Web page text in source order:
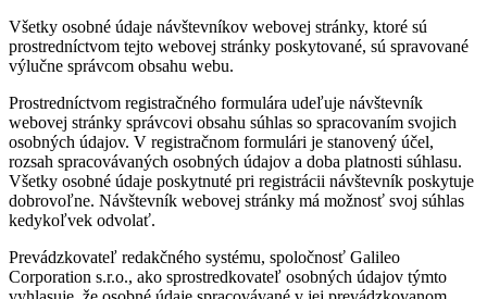
Všetky osobné údaje návštevníkov webovej stránky, ktoré sú
prostredníctvom tejto webovej stránky poskytované, sú spravované
výlučne správcom obsahu webu.
Prostredníctvom registračného formulára udeľuje návštevník
webovej stránky správcovi obsahu súhlas so spracovaním svojich
osobných údajov. V registračnom formulári je stanovený účel,
rozsah spracovávaných osobných údajov a doba platnosti súhlasu.
Všetky osobné údaje poskytnuté pri registrácii návštevník poskytuje
dobrovoľne. Návštevník webovej stránky má možnosť svoj súhlas
kedykoľvek odvolať.
Prevádzkovateľ redakčného systému, spoločnosť Galileo
Corporation s.r.o., ako sprostredkovateľ osobných údajov týmto